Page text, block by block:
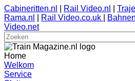
Cabineritten.nl Rail Video.nl
Rama.nl
Rail Video.co.uk
Video.net
Home
Welkom
Service